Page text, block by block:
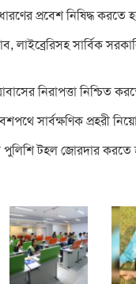
প্রবেশ নিষিদ্ধ করতে
লাইব্রেরিসহ সার্বিক
নিরাপত্তা নিশ্চিত
সার্বক্ষণিক প্রহরী
পুলিশি টহল জোরদার করতে